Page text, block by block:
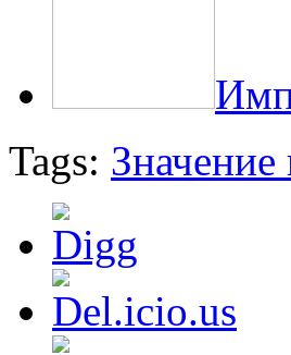
Tags: Значение